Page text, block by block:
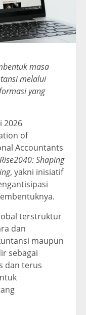
masa
melalui
yang
2026
of
Accountants
Rise2040: Shaping
, yakni inisiatif
terstruktur
dan
maupun
sebagai
dan terus